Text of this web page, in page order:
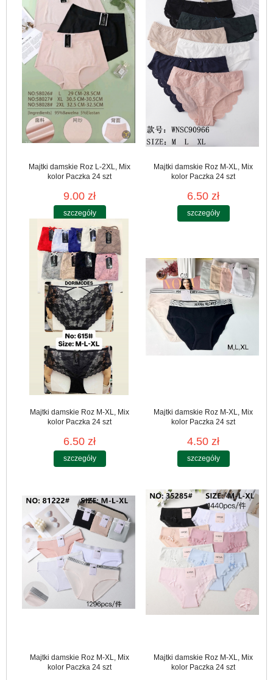
Majtki damskie Roz L-2XL, Mix
kolor Paczka 24 szt
9.00 zł
szczegóły
Majtki damskie Roz M-XL, Mix
kolor Paczka 24 szt
6.50 zł
szczegóły
Majtki damskie Roz M-XL, Mix
kolor Paczka 24 szt
6.50 zł
szczegóły
Majtki damskie Roz M-XL, Mix
kolor Paczka 24 szt
4.50 zł
szczegóły
Majtki damskie Roz M-XL, Mix
kolor Paczka 24 szt
Majtki damskie Roz M-XL, Mix
kolor Paczka 24 szt